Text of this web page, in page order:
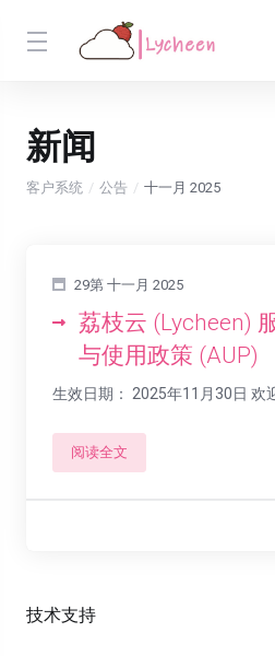
新闻
客户系统 公告 十一月 2025
技术支持
29第 十一月 2025
荔枝云 (Lycheen)
与使用政策 (AUP)
生效日期： 2025年11月30日 欢
阅读全文